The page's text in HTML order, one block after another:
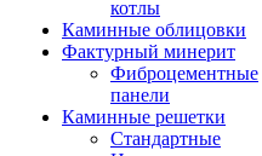
котлы
Каминные облицовки
Фактурный минерит
Фиброцементные
панели
Каминные решетки
Стандартные